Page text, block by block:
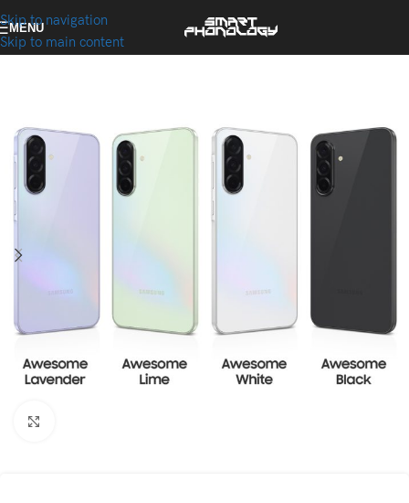
Skip to navigation
Skip to main content
MENU